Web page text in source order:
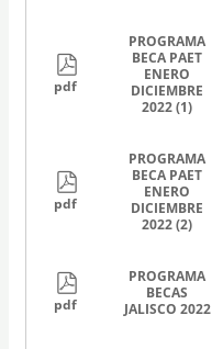
pdf
PROGRAMA
BECA PAET
ENERO
DICIEMBRE
2022 (1)
pdf
PROGRAMA
BECA PAET
ENERO
DICIEMBRE
2022 (2)
pdf
PROGRAMA
BECAS
JALISCO 2022